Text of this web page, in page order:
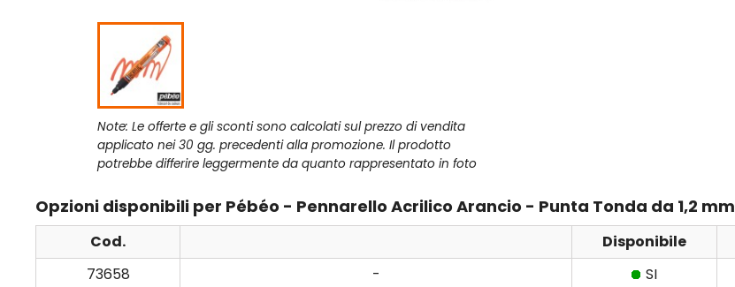
Note: Le offerte e gli sconti sono calcolati sul prezzo di vendita
applicato nei 30 gg. precedenti alla promozione. Il prodotto
potrebbe differire leggermente da quanto rappresentato in foto
Opzioni disponibili per Pébéo - Pennarello Acrilico Arancio - Punta Tonda da 1,2 mm
Cod. Disponibile
73658
- SI